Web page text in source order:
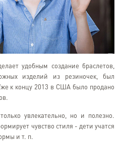
удобным создание браслетов,
изделий из резиночек, был
к концу 2013 в США было продано
увлекательно, но и полезно.
чувство стиля - дети учатся
и т. п.